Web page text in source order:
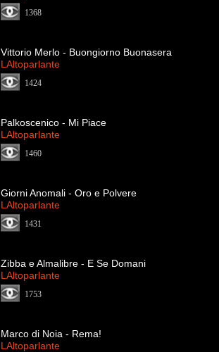
1368
Vittorio Merlo - Buongiorno Buonasera
LAltoparlante
1424
Palkoscenico - Mi Piace
LAltoparlante
1460
Giorni Anomali - Oro e Polvere
LAltoparlante
1431
Zibba e Almalibre - E Se Domani
LAltoparlante
1753
Marco di Noia - Rema!
LAltoparlante